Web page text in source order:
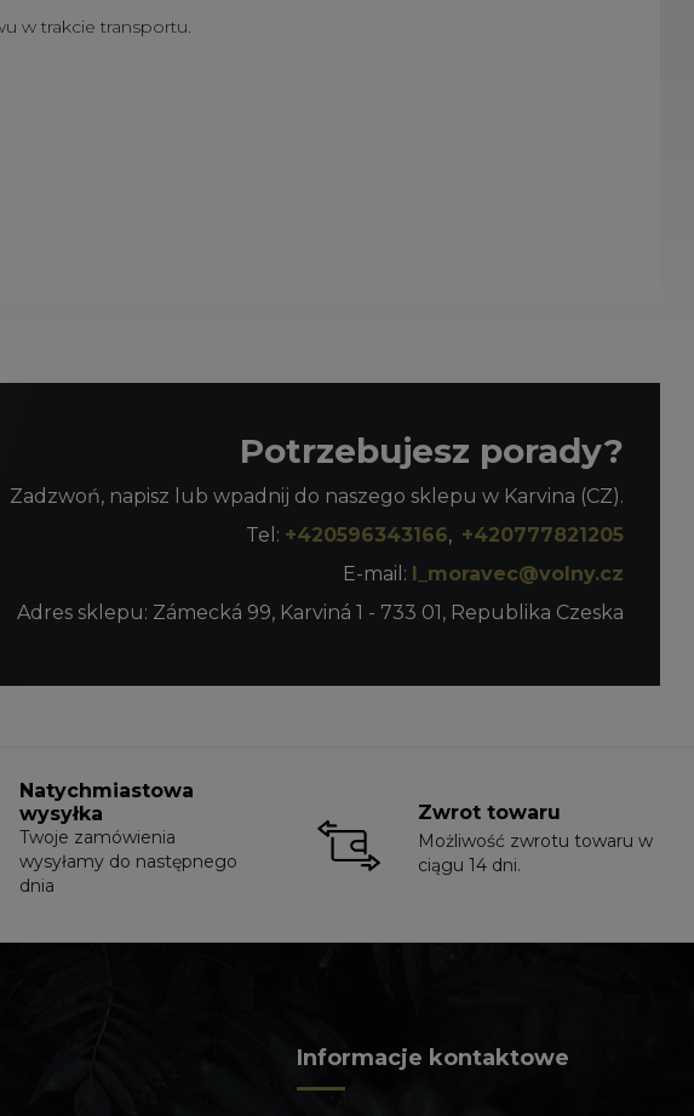
w trakcie transportu.
Potrzebujesz porady?
Zadzwoń, napisz lub wpadnij do naszego sklepu w Karvina (CZ).
Tel: +420596343166, +420777821205
E-mail: l_moravec@volny.cz
Adres sklepu: Zámecká 99, Karviná 1 - 733 01, Republika Czeska
Natychmiastowa
wysyłka
Twoje zamówienia
wysyłamy do następnego
dnia
Zwrot towaru
Możliwość zwrotu towaru w
ciągu 14 dni.
Informacje kontaktowe